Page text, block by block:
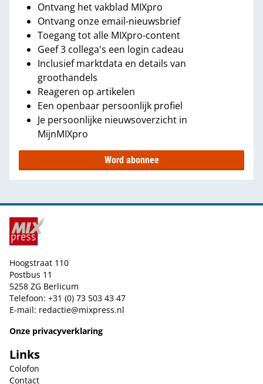
Ontvang het vakblad MIXpro
Ontvang onze email-nieuwsbrief
Toegang tot alle MIXpro-content
Geef 3 collega's een login cadeau
Inclusief marktdata en details van
groothandels
Reageren op artikelen
Een openbaar persoonlijk profiel
Je persoonlijke nieuwsoverzicht in
MijnMIXpro
Word abonnee
Hoogstraat 110
Postbus 11
5258 ZG Berlicum
Telefoon: +31 (0) 73 503 43 47
E-mail: redactie@mixpress.nl
Onze privacyverklaring
Links
Colofon
Contact